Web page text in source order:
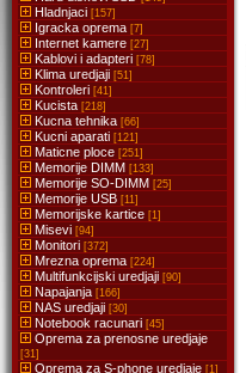
Hladnjaci [157]
Igracka oprema [7]
Internet kamere [27]
Kablovi i adapteri [78]
Klima uredjaji [51]
Kontroleri [41]
Kucista [218]
Kucna tehnika [66]
Kucni aparati [121]
Maticne ploce [251]
Memorije DIMM [133]
Memorije SO-DIMM [25]
Memorije USB [11]
Memorijske kartice [1]
Misevi [94]
Monitori [372]
Mrezna oprema [224]
Multifunkcijski uredjaji [90]
Napajanja [166]
NAS uredjaji [30]
Notebook racunari [45]
Oprema za prenosne uredjaje
[31]
Oprema za S-phone uredjaje [1]